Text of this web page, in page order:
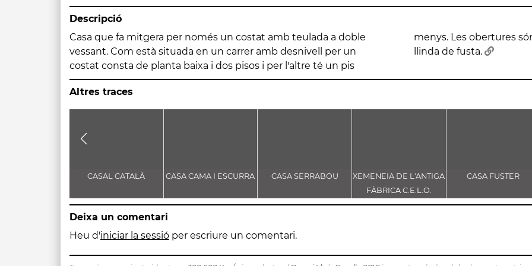
Descripció
Casa que fa mitgera per només un costat amb teulada a doble
vessant. Com està situada en un carrer amb desnivell per un
costat consta de planta baixa i dos pisos i per l'altre té un pis
menys. Les obertures són allindades i algunes d'elles tenen la
llinda de fusta.
Altres traces
CASAL CATALÀ CASA CAMA I ESCURRA CASA SERRABOU
XEMENEIA DE L'ANTIGA
FÀBRICA C.E.L.O.
CASA FUSTER
Deixa un comentari
Heu d'iniciar la sessió per escriure un comentari.